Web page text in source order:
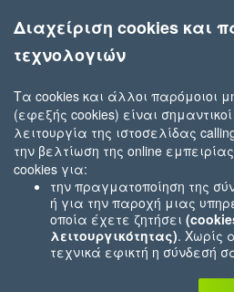
Διαχείριση cookies και
τεχνολογιών
Τα cookies και άλλοι παρόμοιοι
(εφεξής cookies) είναι
λειτουργία της ιστοσελίδας
την βελτίωση της online
cookies για:
την πραγματοποίηση της
ή για την παροχή μιας
οποία έχετε ζητήσει
λειτουργικότητας). Χωρίς
τεχνικά εφικτή η σύνδεσή
που εσείς μας ζητήσατε